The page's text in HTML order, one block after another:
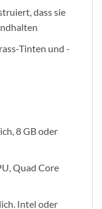
dass sie
Tinten und -
8 GB oder
Quad Core
Intel oder